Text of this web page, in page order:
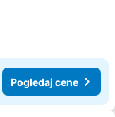
Pogledaj cene